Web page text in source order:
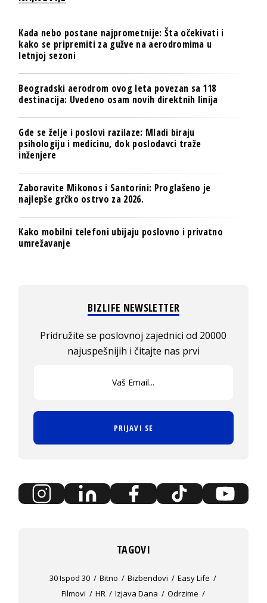
Kada nebo postane najprometnije: Šta očekivati i
kako se pripremiti za gužve na aerodromima u
letnjoj sezoni
Beogradski aerodrom ovog leta povezan sa 118
destinacija: Uvedeno osam novih direktnih linija
Gde se želje i poslovi razilaze: Mladi biraju
psihologiju i medicinu, dok poslodavci traže
inženjere
Zaboravite Mikonos i Santorini: Proglašeno je
najlepše grčko ostrvo za 2026.
Kako mobilni telefoni ubijaju poslovno i privatno
umrežavanje
BIZLIFE NEWSLETTER
Pridružite se poslovnoj zajednici od 20000
najuspešnijih i čitajte nas prvi
PRIJAVI SE
TAGOVI
30 Ispod 30 Bitno Bizbendovi
Easy Life
Filmovi
HR Izjava Dana
Odrzime